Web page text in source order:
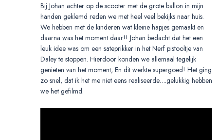
Bij Johan achter op de scooter met de grote ballon in mijn
handen geklemd reden we met heel veel bekijks naar huis.
We hebben met de kinderen wat kleine hapjes gemaakt en
daarna was het moment daar!! Johan bedacht dat het een
leuk idee was om een sateprikker in het Nerf pistooltje van
Daley te stoppen. Hierdoor konden we allemaal tegelijk
genieten van het moment, En dit werkte supergoed! Het ging
zo snel, dat ik het me niet eens realiseerde….gelukkig hebben
we het gefilmd.